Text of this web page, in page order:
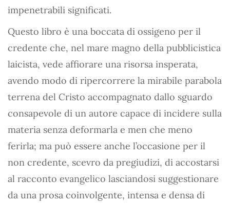
impenetrabili significati.
Questo libro è una boccata di ossigeno per il
credente che, nel mare magno della pubblicistica
laicista, vede affiorare una risorsa insperata,
avendo modo di ripercorrere la mirabile parabola
terrena del Cristo accompagnato dallo sguardo
consapevole di un autore capace di incidere sulla
materia senza deformarla e men che meno
ferirla; ma può essere anche l’occasione per il
non credente, scevro da pregiudizi, di accostarsi
al racconto evangelico lasciandosi suggestionare
da una prosa coinvolgente, intensa e densa di